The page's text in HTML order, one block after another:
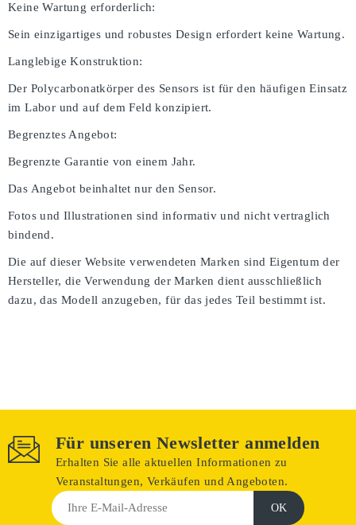
Keine Wartung erforderlich:
Sein einzigartiges und robustes Design erfordert keine Wartung.
Langlebige Konstruktion:
Der Polycarbonatkörper des Sensors ist für den häufigen Einsatz
im Labor und auf dem Feld konzipiert.
Begrenztes Angebot:
Begrenzte Garantie von einem Jahr.
Das Angebot beinhaltet nur den Sensor.
Fotos und Illustrationen sind informativ und nicht vertraglich
bindend.
Die auf dieser Website verwendeten Marken sind Eigentum der
Hersteller, die Verwendung der Marken dient ausschließlich
dazu, das Modell anzugeben, für das jedes Teil bestimmt ist.
Für unseren Newsletter anmelden
Erhalten Sie alle aktuellen Informationen zu
Veranstaltungen, Verkäufen und Angeboten.